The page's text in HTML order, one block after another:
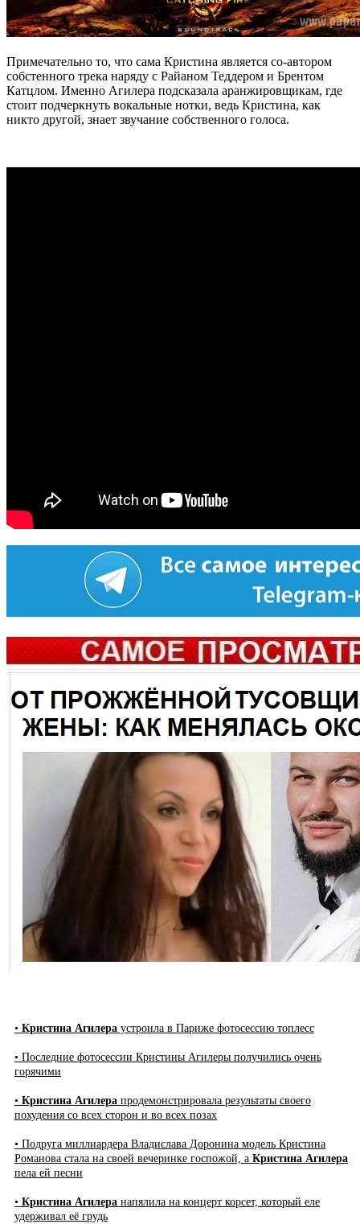
Примечательно то, что сама Кристина является со-автором
собстенного трека наряду с Райаном Теддером и Брентом
Катцлом. Именно Агилера подсказала аранжировщикам, где
стоит подчеркнуть вокальные нотки, ведь Кристина, как
никто другой, знает звучание собственного голоса.
• Кристина Агилера устроила в Париже фотосессию топлесс
• Последние фотосессии Кристины Агилеры получились очень
горячими
• Кристина Агилера продемонстрировала результаты своего
похудения со всех сторон и во всех позах
• Подруга миллиардера Владислава Доронина модель Кристина
Романова стала на своей вечеринке госпожой, а Кристина Агилера
пела ей песни
• Кристина Агилера напялила на концерт корсет, который еле
удерживал её грудь